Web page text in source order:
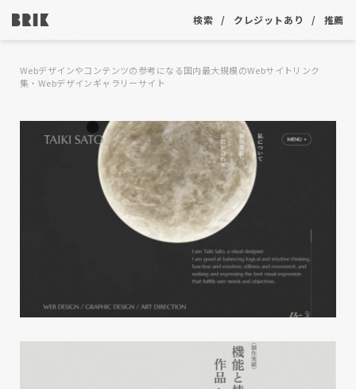
検索 クレジットあり 推薦
Webデザインやコンテンツの参考になる国内最大規模のWebサイトリンク
集・Webデザインギャラリーサイト